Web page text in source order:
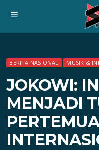
menu
BERITA NASIONAL MUSIK &
JOKOWI:
MENJADI